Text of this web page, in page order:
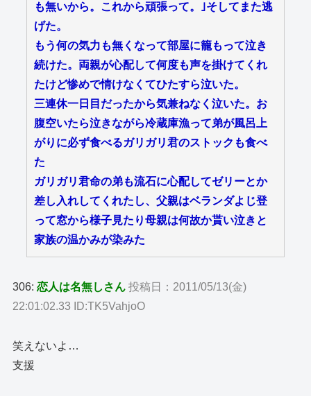
も無いから。これから頑張って。｣そしてまた逃
げた。
もう何の気力も無くなって部屋に籠もって泣き
続けた。両親が心配して何度も声を掛けてくれ
たけど惨めで情けなくてひたすら泣いた。
三連休一日目だったから気兼ねなく泣いた。お
腹空いたら泣きながら冷蔵庫漁って弟が風呂上
がりに必ず食べるガリガリ君のストックも食べ
た
ガリガリ君命の弟も流石に心配してゼリーとか
差し入れしてくれたし、父親はベランダよじ登
って窓から様子見たり母親は何故か貰い泣きと
家族の温かみが染みた
306:恋人は名無しさん 投稿日：2011/05/13(金)
22:01:02.33 ID:TK5VahjoO
笑えないよ…
支援